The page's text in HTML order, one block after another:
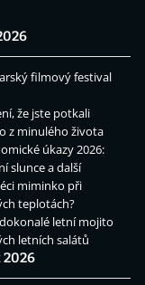
filmový festival
že jste potkali
z minulého života
úkazy 2026:
slunce a další
miminko při
teplotách?
dokonalé letní mojito
letních salátů
2026